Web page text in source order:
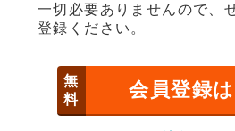
一切必要ありませんので、
登録ください。
無
料
会員登録